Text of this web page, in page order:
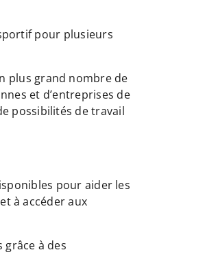
pour plusieurs
plus grand nombre de
et d’entreprises de
possibilités de travail
pour aider les
à accéder aux
grâce à des